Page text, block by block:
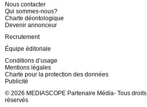
Nous contacter
Qui sommes-nous?
Charte déontologique
Devenir annonceur
Recrutement
Équipe éditoriale
Conditions d’usage
Mentions légales
Charte pour la protection des données
Publicité
© 2026 MEDIASCOPE Partenaire Média- Tous droits
réservés